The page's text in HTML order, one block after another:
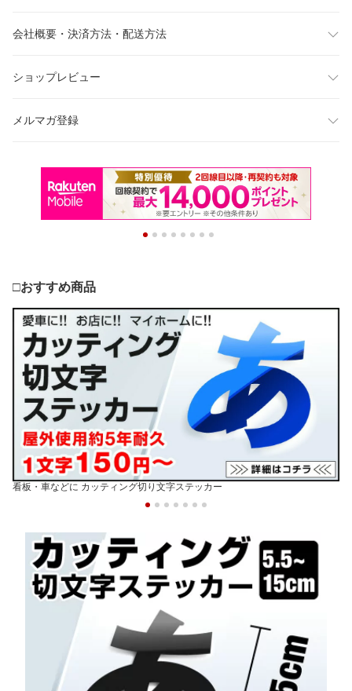
会社概要・決済方法・配送方法
ショップレビュー
メルマガ登録
□おすすめ商品
看板・車などに カッティング切り文字ステッカー